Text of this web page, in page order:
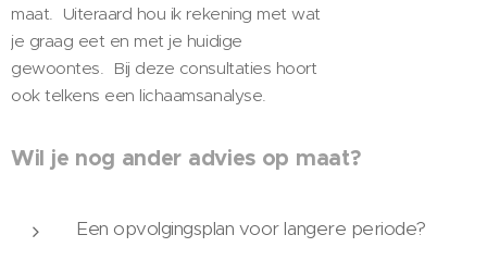
maat. Uiteraard hou ik rekening met wat
je graag eet en met je huidige
gewoontes. Bij deze consultaties hoort
ook telkens een lichaamsanalyse.
Wil je nog ander advies op maat?
Een opvolgingsplan voor langere periode?